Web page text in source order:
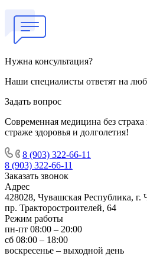
Нужна консультация?
Наши специалисты ответят на
Задать вопрос
Современная медицина без
страже здоровья и долголетия!
8 (903) 322-66-11
8 (903) 322-66-11
Заказать звонок
Адрес
428028, Чувашская Республика, г.
пр. Тракторостроителей, 64
Режим работы
пн-пт 08:00 – 20:00
сб 08:00 – 18:00
воскресенье – выходной день